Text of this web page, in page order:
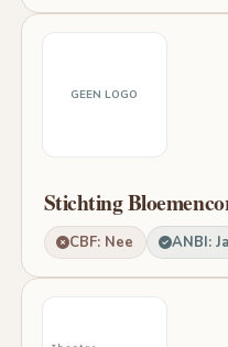
GEEN LOGO
Stichting
CBF: Nee ANBI: Ja